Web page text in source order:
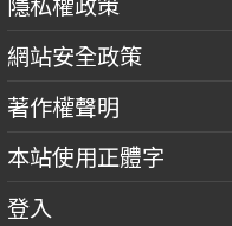
網站安全政策
著作權聲明
本站使用正體字
登入